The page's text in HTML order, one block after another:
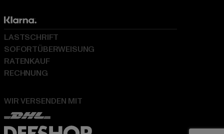
WIR VERSENDEN MIT
LASTSCHRIFT
SOFORTÜBERWEISUNG
RATENKAUF
RECHNUNG